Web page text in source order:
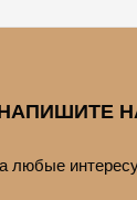
любые